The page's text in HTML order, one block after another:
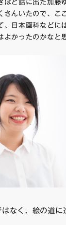
ほど話に出た加藤
さんいたので、こ
、日本画科などに
よかったのかなと
なく、絵の道に